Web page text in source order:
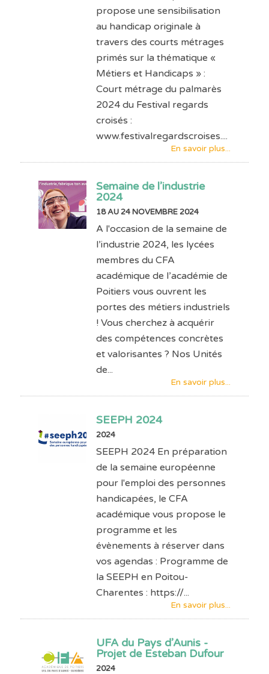
propose une sensibilisation
au handicap originale à
travers des courts métrages
primés sur la thématique «
Métiers et Handicaps » :
Court métrage du palmarès
2024 du Festival regards
croisés :
www.festivalregardscroises....
En savoir plus...
Semaine de l’industrie
2024
18 AU 24 NOVEMBRE 2024
A l'occasion de la semaine de
l’industrie 2024, les lycées
membres du CFA
académique de l’académie de
Poitiers vous ouvrent les
portes des métiers industriels
! Vous cherchez à acquérir
des compétences concrètes
et valorisantes ? Nos Unités
de...
En savoir plus...
SEEPH 2024
2024
SEEPH 2024 En préparation
de la semaine européenne
pour l'emploi des personnes
handicapées, le CFA
académique vous propose le
programme et les
évènements à réserver dans
vos agendas : Programme de
la SEEPH en Poitou-
Charentes : https://...
En savoir plus...
UFA du Pays d’Aunis -
Projet de Esteban Dufour
2024